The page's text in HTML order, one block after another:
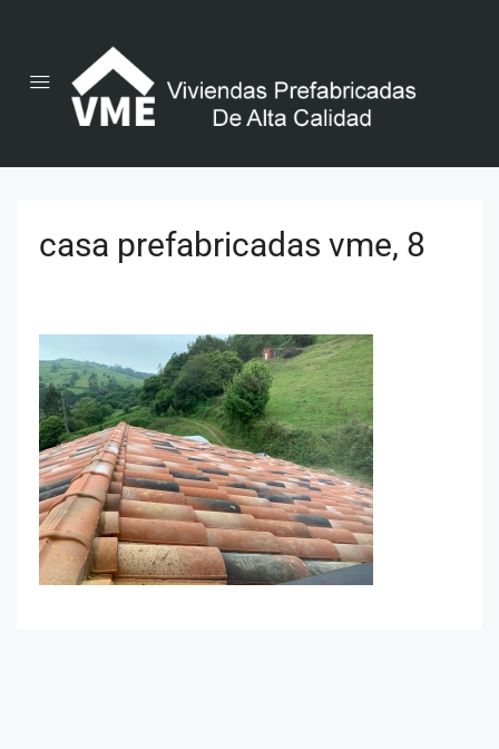
casa prefabricadas vme, 8